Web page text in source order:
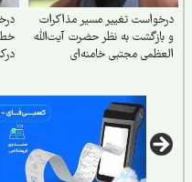
تغییر مسیر مذاکرات
به نظر حضرت آیت‌الله
مجتبی خامنه‌ای
درخواست
درکه